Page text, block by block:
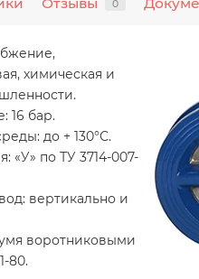
0
химическая и
16 бар.
до + 130°С.
«У» по ТУ 3714-007-
вертикально и
воротниковыми
80.